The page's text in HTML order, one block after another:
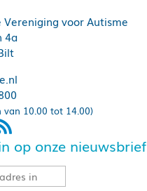
Vereniging voor Autisme
4a
van 10.00 tot 14.00)
op onze nieuwsbrief